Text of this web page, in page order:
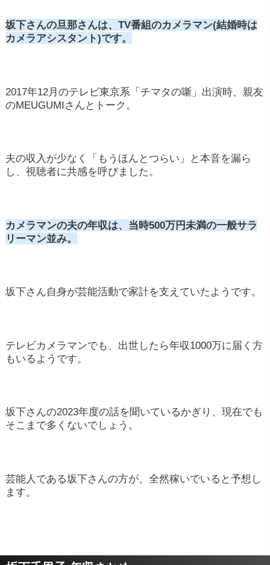
坂下さんの旦那さんは、TV番組のカメラマン(結婚時は
カメラアシスタント)です。
2017年12月のテレビ東京系「チマタの噺」出演時、親友
のMEUGUMIさんとトーク。
夫の収入が少なく「もうほんとつらい」と本音を漏ら
し、視聴者に共感を呼びました。
カメラマンの夫の年収は、当時500万円未満の一般サラ
リーマン並み。
坂下さん自身が芸能活動で家計を支えていたようです。
テレビカメラマンでも、出世したら年収1000万に届く方
もいるようです。
坂下さんの2023年度の話を聞いているかぎり、現在でも
そこまで多くないでしょう。
芸能人である坂下さんの方が、全然稼いでいると予想し
ます。